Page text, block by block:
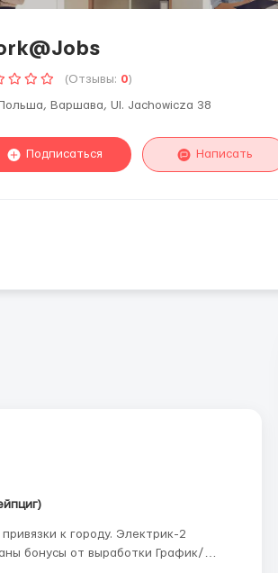
(Отзывы: 0)
Польша, Варшава, Ul. Jachowicza 38
Подписаться Написать
к городу. Электрик-2
бонусы от выработки График/